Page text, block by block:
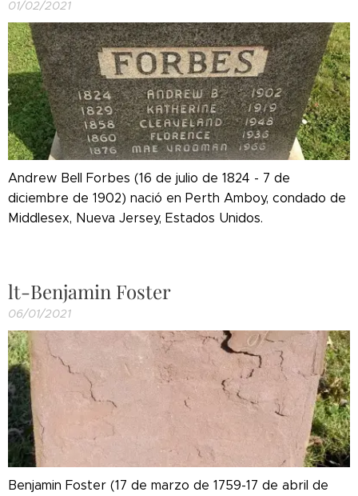
01/02/2021
Andrew Bell Forbes (16 de julio de 1824 - 7 de
diciembre de 1902) nació en Perth Amboy, condado de
Middlesex, Nueva Jersey, Estados Unidos.
lt-Benjamin Foster
06/01/2021
Benjamin Foster (17 de marzo de 1759-17 de abril de